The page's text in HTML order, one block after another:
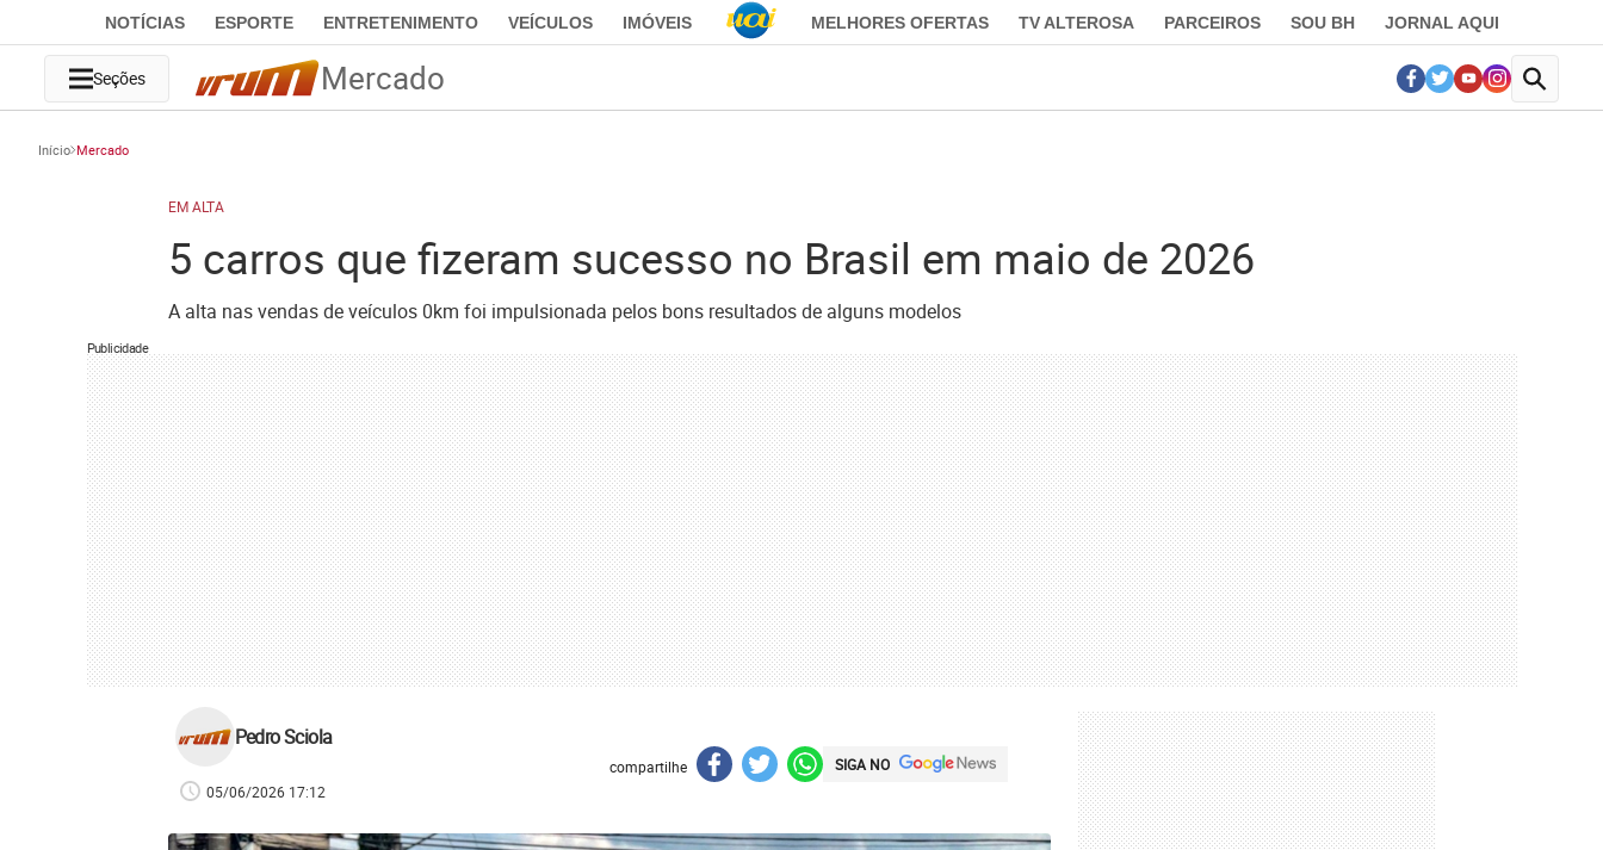
NOTÍCIAS ESPORTE ENTRETENIMENTO VEÍCULOS IMÓVEIS MELHORES OFERTAS TV ALTEROSA PARCEIROS SOU BH JORNAL AQUI
Seções Mercado
Início Mercado
EM ALTA
5 carros que fizeram sucesso no Brasil em maio de 2026
A alta nas vendas de veículos 0km foi impulsionada pelos bons resultados de alguns modelos
Publicidade
Pedro Sciola
05/06/2026 17:12
compartilhe SIGA NO